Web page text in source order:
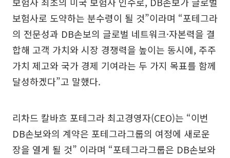
보험사로 도약하는 분수령이 될 것”이라며 “포테그라
의 전문성과 DB손보의 글로벌 네트워크·자본력을 결
합해 고객 가치와 시장 경쟁력을 높이는 동시에, 주주
가치 제고와 국가 경제 기여라는 두 가지 목표를 함께
달성하겠다”고 말했다.
리차드 칼바흐 포테그라 최고경영자(CEO)는 “이번
DB손보와의 계약은 포테그라그룹의 여정에 새로운
장을 열게 될 것” 이라며 “포테그라그룹은 DB손보와